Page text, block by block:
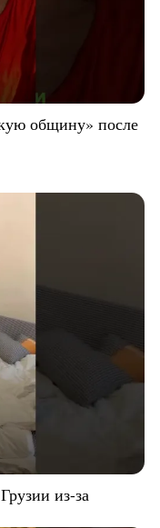
общину» после
из-за